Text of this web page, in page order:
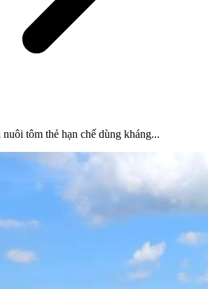
tôm thẻ hạn chế dùng kháng...